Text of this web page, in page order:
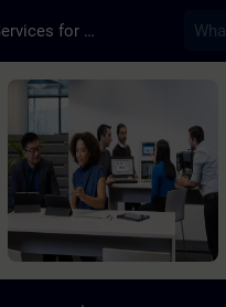
Training Services for Digital Industries
Kurssi - WinCC V7